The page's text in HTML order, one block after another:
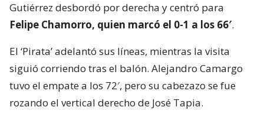
Gutiérrez desbordó por derecha y centró para
Felipe Chamorro, quien marcó el 0-1 a los 66′.
El ‘Pirata’ adelantó sus líneas, mientras la visita
siguió corriendo tras el balón. Alejandro Camargo
tuvo el empate a los 72′, pero su cabezazo se fue
rozando el vertical derecho de José Tapia.